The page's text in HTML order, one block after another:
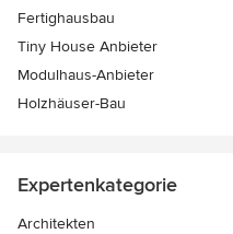
Fertighausbau
Tiny House Anbieter
Modulhaus-Anbieter
Holzhäuser-Bau
Expertenkategorie
Architekten